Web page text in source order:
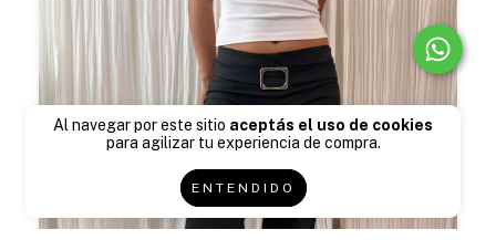
Al navegar por este sitio aceptás el uso de cookies
para agilizar tu experiencia de compra.
ENTENDIDO